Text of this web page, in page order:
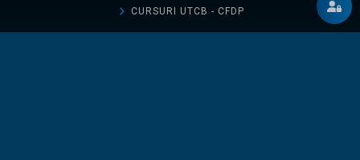
CURSURI UTCB - CFDP